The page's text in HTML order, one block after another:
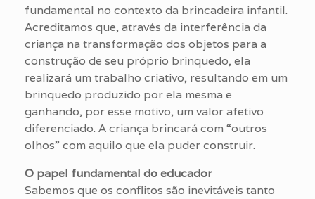
fundamental no contexto da brincadeira infantil.
Acreditamos que, através da interferência da
criança na transformação dos objetos para a
construção de seu próprio brinquedo, ela
realizará um trabalho criativo, resultando em um
brinquedo produzido por ela mesma e
ganhando, por esse motivo, um valor afetivo
diferenciado. A criança brincará com “outros
olhos” com aquilo que ela puder construir.
O papel fundamental do educador
Sabemos que os conflitos são inevitáveis tanto